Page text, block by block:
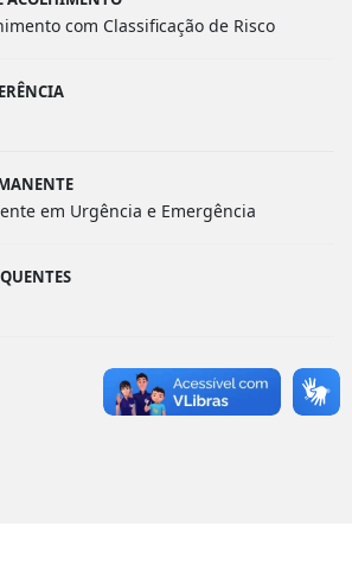
com Classificação de Risco
em Urgência e Emergência